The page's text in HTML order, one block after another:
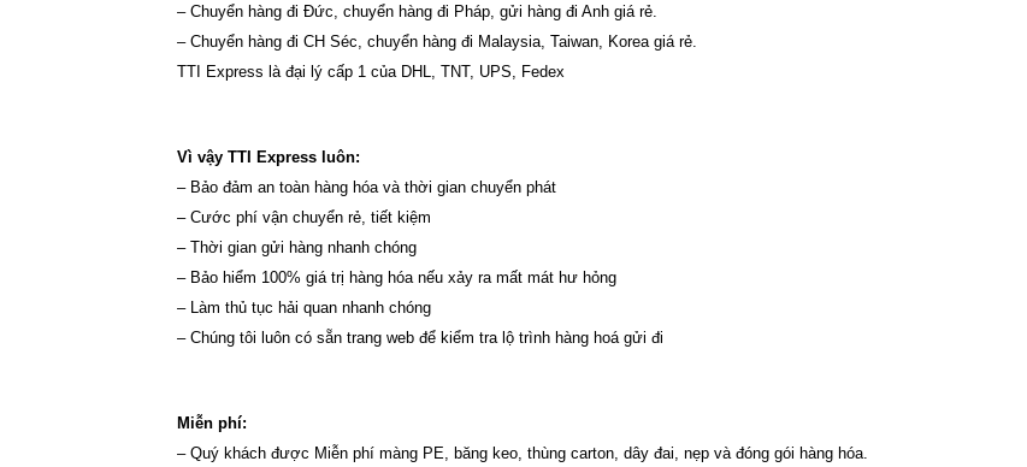
– Chuyển hàng đi Đức, chuyển hàng đi Pháp, gửi hàng đi Anh giá rẻ.
– Chuyển hàng đi CH Séc, chuyển hàng đi Malaysia, Taiwan, Korea giá rẻ.
TTI Express là đại lý cấp 1 của DHL, TNT, UPS, Fedex
Vì vậy TTI Express luôn:
– Bảo đảm an toàn hàng hóa và thời gian chuyển phát
– Cước phí vận chuyển rẻ, tiết kiệm
– Thời gian gửi hàng nhanh chóng
– Bảo hiểm 100% giá trị hàng hóa nếu xảy ra mất mát hư hỏng
– Làm thủ tục hải quan nhanh chóng
– Chúng tôi luôn có sẵn trang web để kiểm tra lộ trình hàng hoá gửi đi
Miễn phí:
– Quý khách được Miễn phí màng PE, băng keo, thùng carton, dây đai, nẹp và đóng gói hàng hóa.